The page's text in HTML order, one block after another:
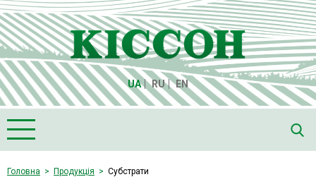
UA RU EN
Головна
Головна Продукція Субстрати